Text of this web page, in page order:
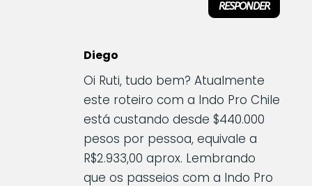
RESPONDER
Diego
Oi Ruti, tudo bem? Atualmente
este roteiro com a Indo Pro Chile
está custando desde $440.000
pesos por pessoa, equivale a
R$2.933,00 aprox. Lembrando
que os passeios com a Indo Pro